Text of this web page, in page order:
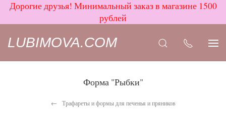
Дорогие друзья! Минимальный заказ в магазине 1500
рублей
LUBIMOVA.COM
Форма "Рыбки"
Трафареты и формы для печенья и пряников